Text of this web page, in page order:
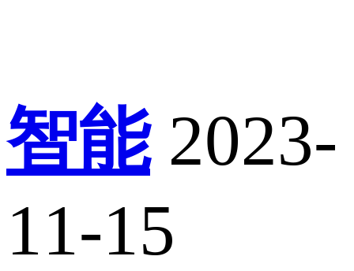
智能 2023-
11-15